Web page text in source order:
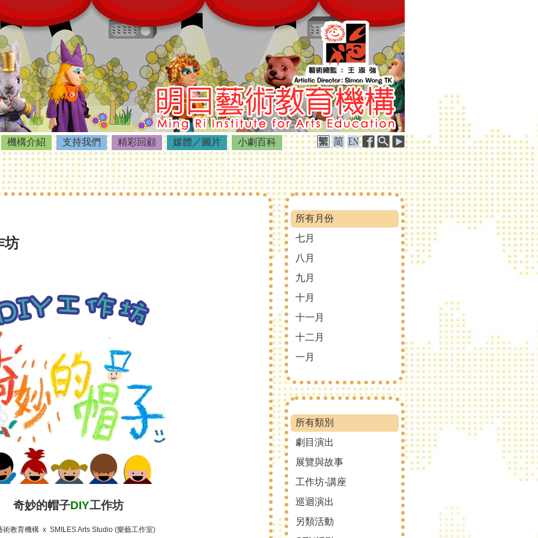
機構介紹 支持我們 精彩回顧 媒體／圖片 小劇百科
所有月份
七月
八月
九月
十月
十一月
十二月
一月
所有類別
劇目演出
展覽與故事
工作坊-講座
巡迴演出
另類活動
坊
奇妙的帽子DIY工作坊
術教育機構 x SMILES Arts Studio (樂藝工作室)